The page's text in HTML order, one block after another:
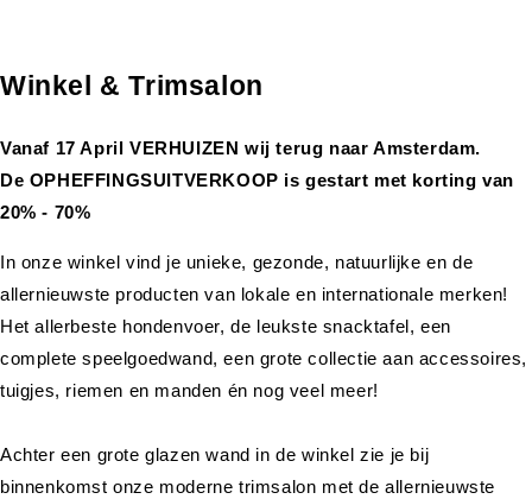
Winkel & Trimsalon
Vanaf 17 April VERHUIZEN wij terug naar Amsterdam.
De OPHEFFINGSUITVERKOOP is gestart met korting van
20% - 70%
In onze winkel vind je unieke, gezonde, natuurlijke en de
allernieuwste producten van lokale en internationale merken!
Het allerbeste hondenvoer, de leukste snacktafel, een
complete speelgoedwand, een grote collectie aan accessoires,
tuigjes, riemen en manden én nog veel meer!
Achter een grote glazen wand in de winkel zie je bij
binnenkomst onze moderne trimsalon met de allernieuwste